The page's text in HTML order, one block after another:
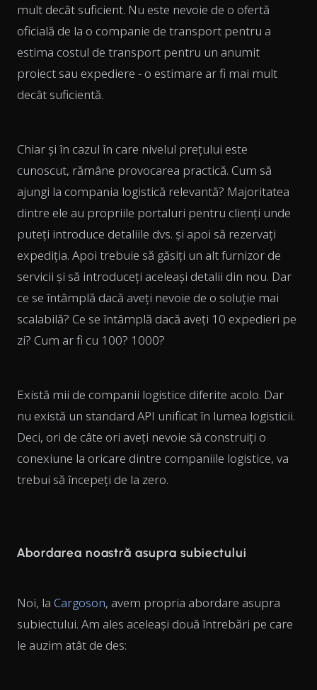
mult decât suficient. Nu este nevoie de o ofertă
oficială de la o companie de transport pentru a
estima costul de transport pentru un anumit
proiect sau expediere - o estimare ar fi mai mult
decât suficientă.
Chiar și în cazul în care nivelul prețului este
cunoscut, rămâne provocarea practică. Cum să
ajungi la compania logistică relevantă? Majoritatea
dintre ele au propriile portaluri pentru clienți unde
puteți introduce detaliile dvs. și apoi să rezervați
expediția. Apoi trebuie să găsiți un alt furnizor de
servicii și să introduceți aceleași detalii din nou. Dar
ce se întâmplă dacă aveți nevoie de o soluție mai
scalabilă? Ce se întâmplă dacă aveți 10 expedieri pe
zi? Cum ar fi cu 100? 1000?
Există mii de companii logistice diferite acolo. Dar
nu există un standard API unificat în lumea logisticii.
Deci, ori de câte ori aveți nevoie să construiți o
conexiune la oricare dintre companiile logistice, va
trebui să începeți de la zero.
Abordarea noastră asupra subiectului
Noi, la Cargoson, avem propria abordare asupra
subiectului. Am ales aceleași două întrebări pe care
le auzim atât de des: